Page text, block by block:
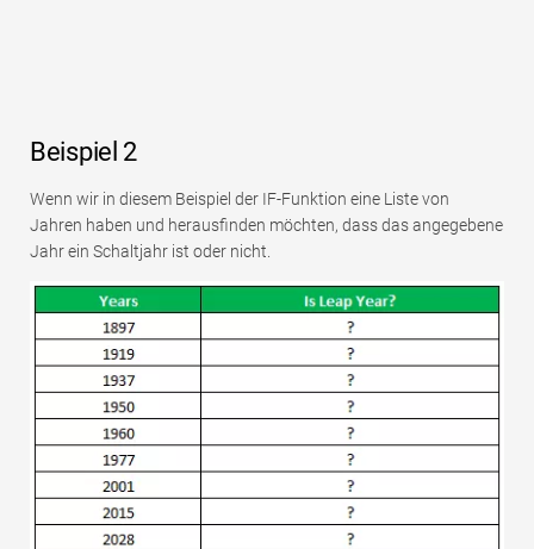
Beispiel 2
Wenn wir in diesem Beispiel der IF-Funktion eine Liste von
Jahren haben und herausfinden möchten, dass das angegebene
Jahr ein Schaltjahr ist oder nicht.